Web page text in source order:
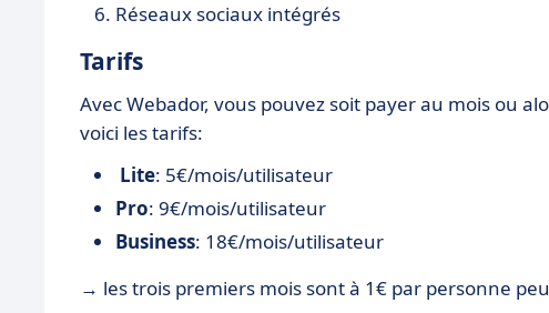
Réseaux sociaux intégrés
Tarifs
Avec Webador, vous pouvez soit payer au mois ou
voici les tarifs:
Lite: 5€/mois/utilisateur
Pro: 9€/mois/utilisateur
Business: 18€/mois/utilisateur
→ les trois premiers mois sont à 1€ par personne